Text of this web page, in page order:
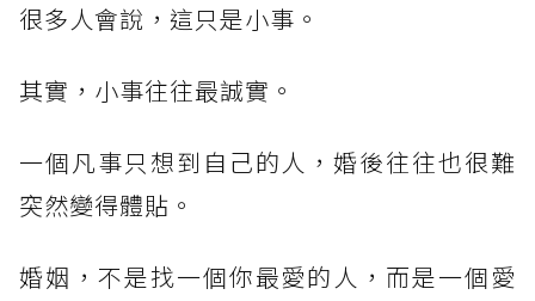
很多人會說，這只是小事。
其實，小事往往最誠實。
一個凡事只想到自己的人，婚後往往也很難
突然變得體貼。
婚姻，不是找一個你最愛的人，而是一個愛